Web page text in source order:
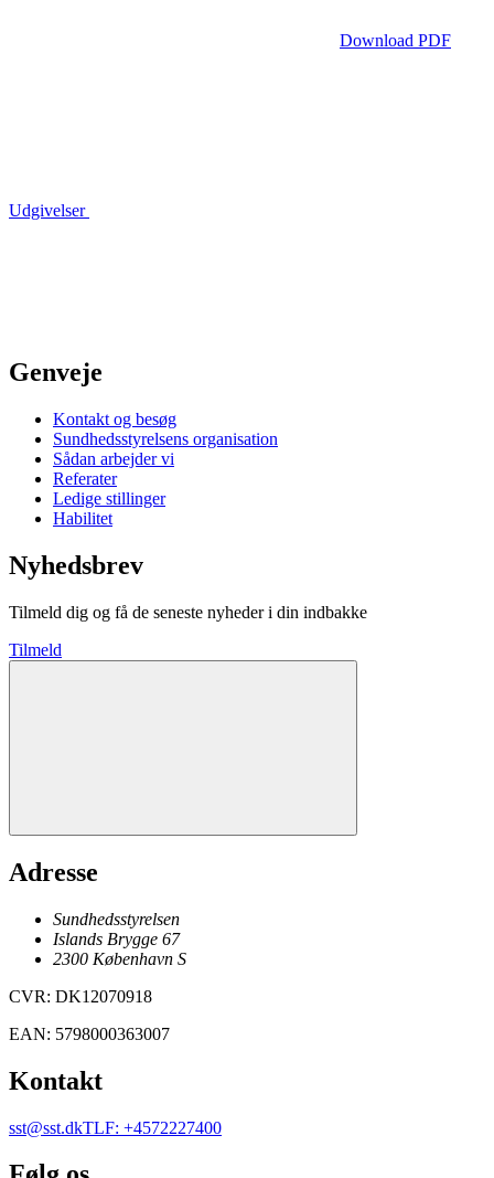
Download PDF
Udgivelser
Genveje
Kontakt og besøg
Sundhedsstyrelsens organisation
Sådan arbejder vi
Referater
Ledige stillinger
Habilitet
Nyhedsbrev
Tilmeld dig og få de seneste nyheder i din indbakke
Tilmeld
Adresse
Sundhedsstyrelsen
Islands Brygge 67
2300 København S
CVR: DK12070918
EAN: 5798000363007
Kontakt
sst@sst.dkTLF: +4572227400